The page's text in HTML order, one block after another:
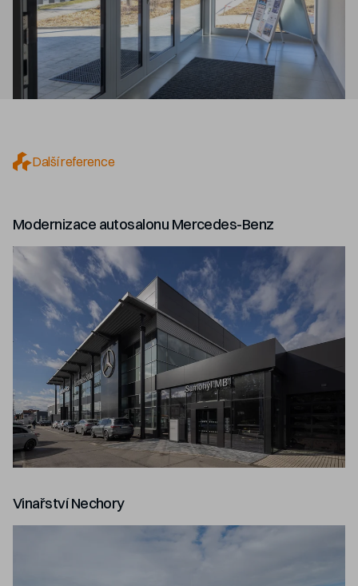
Další reference
Modernizace autosalonu Mercedes-Benz
Vinařství Nechory